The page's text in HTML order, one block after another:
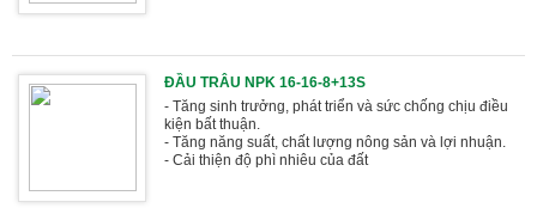
ĐẦU TRÂU NPK 16-16-8+13S
- Tăng sinh trưởng, phát triển và sức chống chịu điều
kiện bất thuận.
- Tăng năng suất, chất lượng nông sản và lợi nhuận.
- Cải thiện độ phì nhiêu của đất